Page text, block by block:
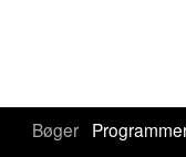
Bøger